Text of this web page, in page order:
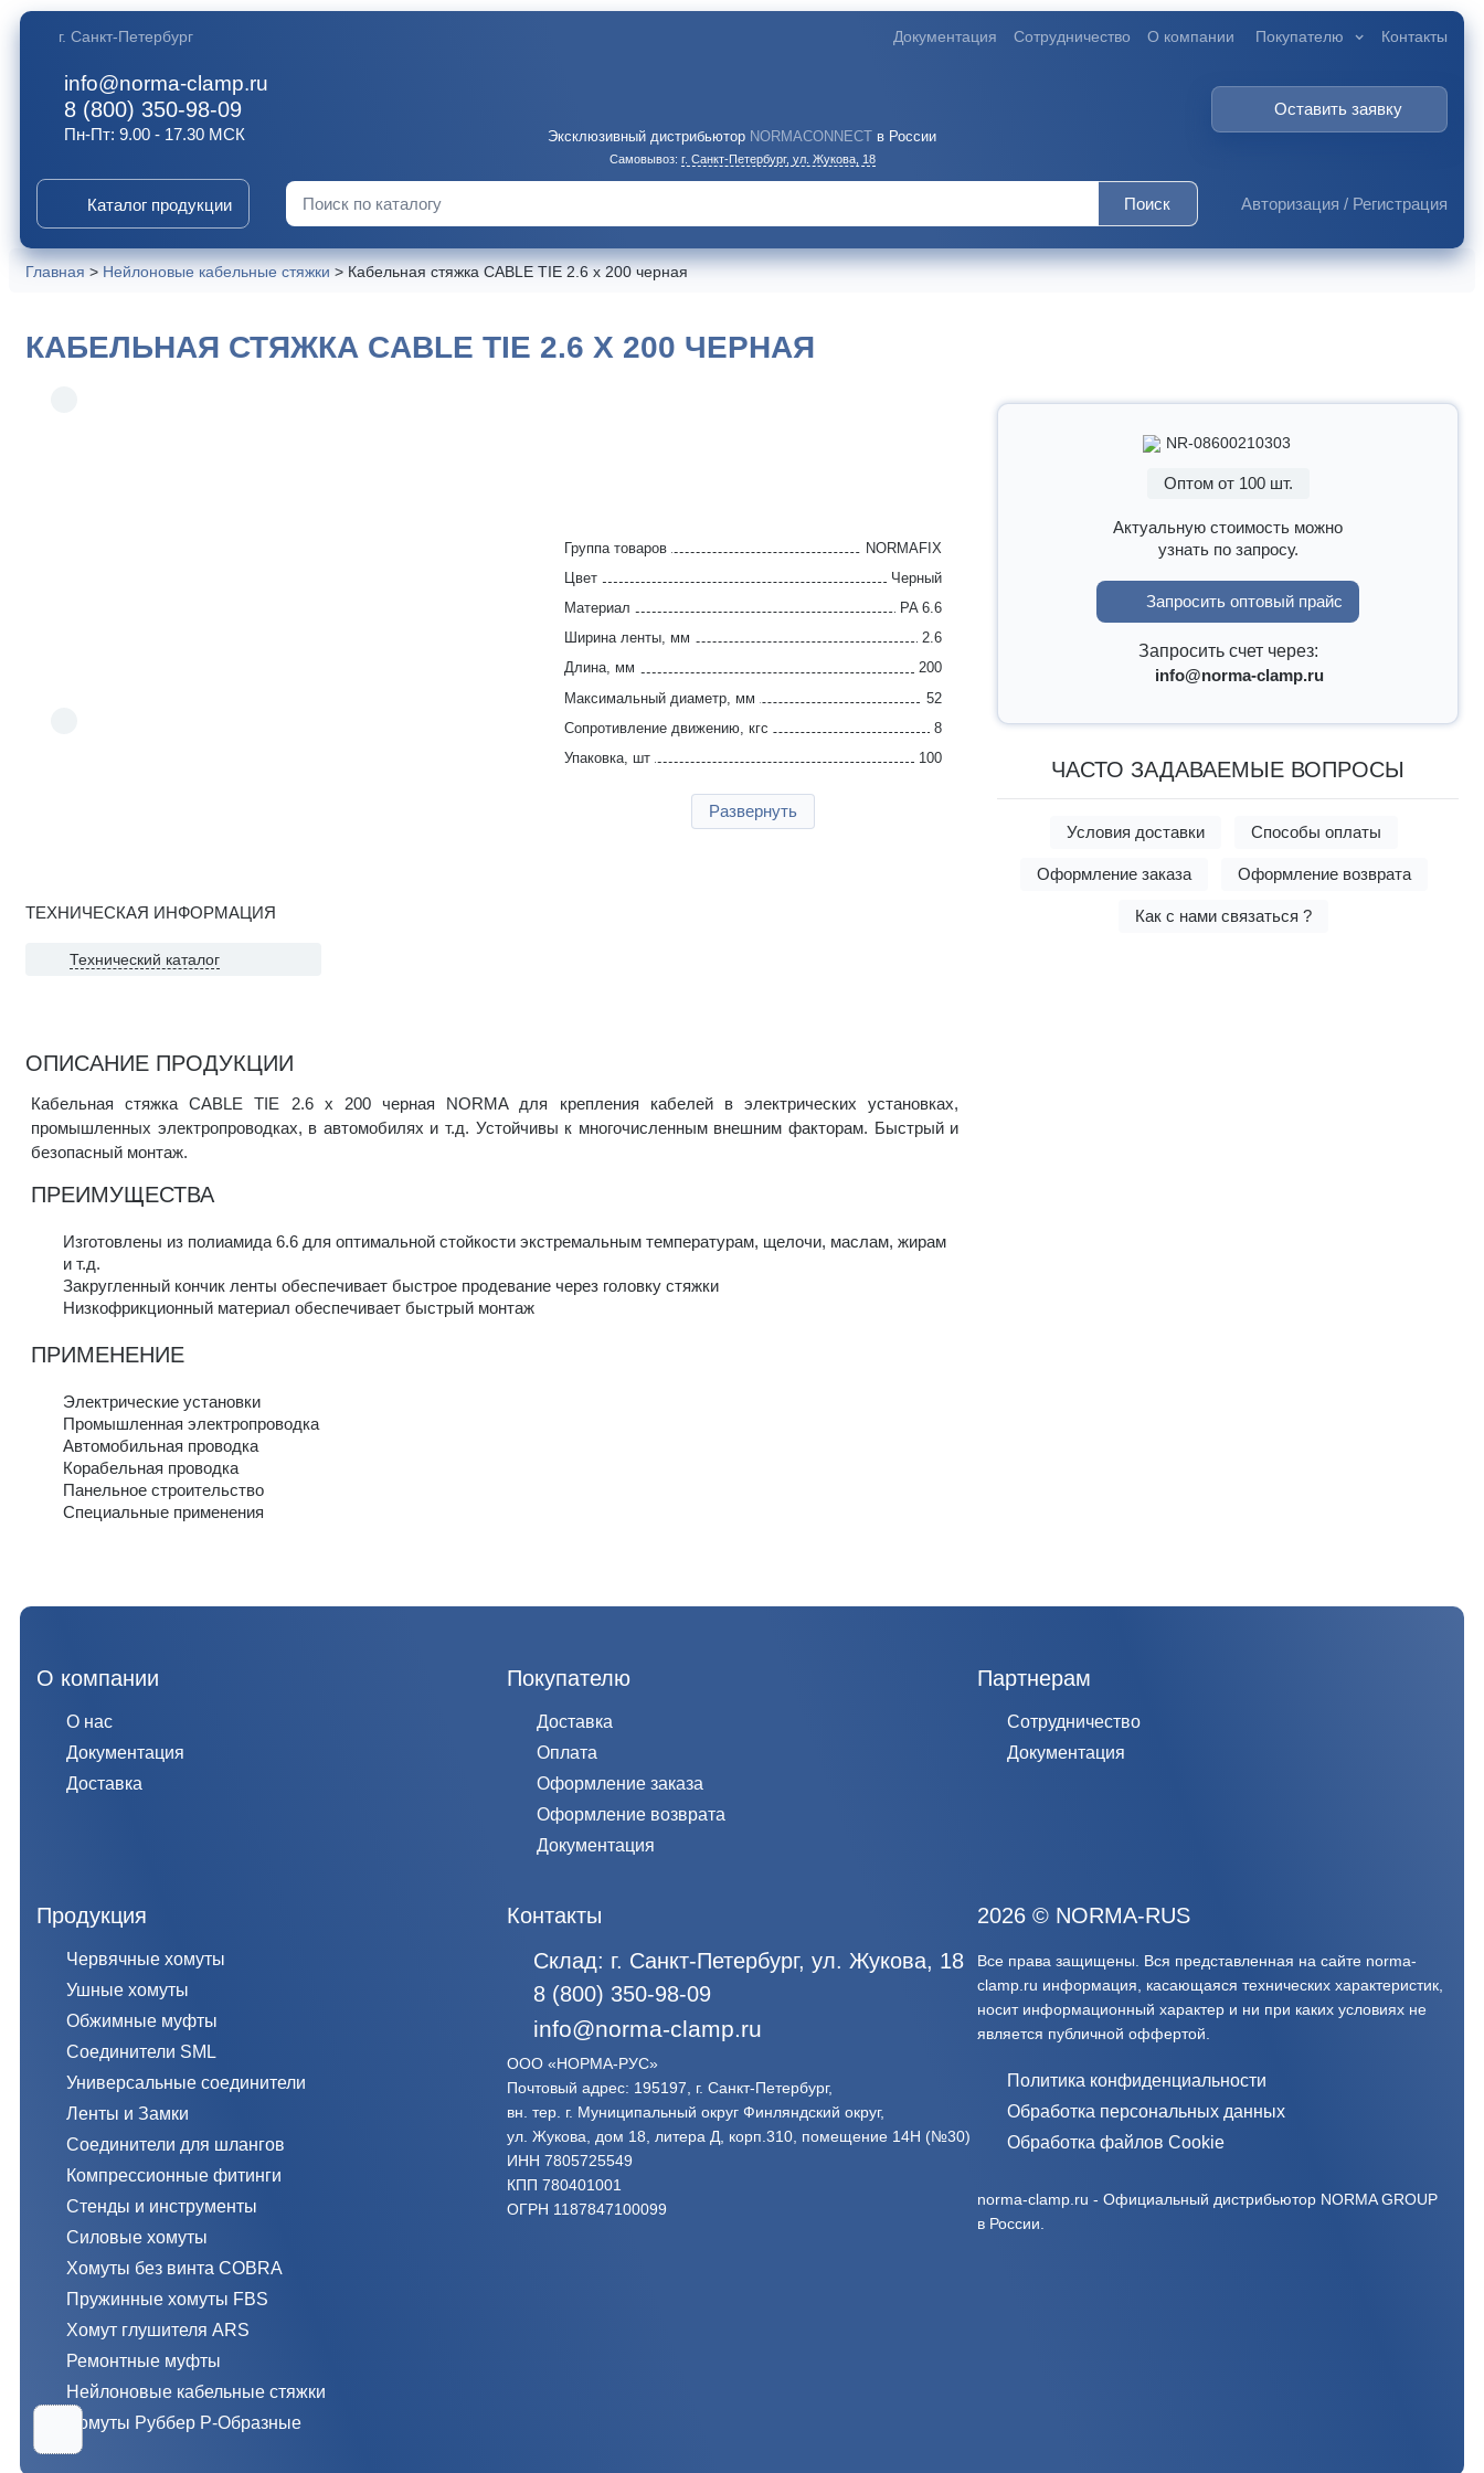
г. Санкт-Петербург Документация Сотрудничество О компании Покупателю Контакты
info@norma-clamp.ru
8 (800) 350-98-09
Пн-Пт: 9.00 - 17.30 МСК Эксклюзивный дистрибьютор NORMACONNECT в России
Самовывоз: г. Санкт-Петербург, ул. Жукова, 18
Оставить заявку
Каталог продукции Искать:
Поиск Авторизация / Регистрация
Главная > Нейлоновые кабельные стяжки > Кабельная стяжка CABLE TIE 2.6 x 200 черная
КАБЕЛЬНАЯ СТЯЖКА CABLE TIE 2.6 X 200 ЧЕРНАЯ
Группа товаров
NORMAFIX
Цвет
Черный
Материал
PA 6.6
Ширина ленты, мм
2.6
Длина, мм
200
Максимальный диаметр, мм
52
Сопротивление движению, кгс
8
Упаковка, шт
100
Развернуть
NR-08600210303
Оптом от 100 шт.
Актуальную стоимость можно
узнать по запросу.
Запросить оптовый прайс
Запросить счет через:
info@norma-clamp.ru
ЧАСТО ЗАДАВАЕМЫЕ ВОПРОСЫ
Условия доставки Способы оплаты
Оформление заказа Оформление возврата
Как с нами связаться ?
ТЕХНИЧЕСКАЯ ИНФОРМАЦИЯ
Технический каталог
ОПИСАНИЕ ПРОДУКЦИИ
Кабельная стяжка CABLE TIE 2.6 x 200 черная NORMA для крепления кабелей в электрических установках,
промышленных электропроводках, в автомобилях и т.д. Устойчивы к многочисленным внешним факторам. Быстрый и
безопасный монтаж.
ПРЕИМУЩЕСТВА
Изготовлены из полиамида 6.6 для оптимальной стойкости экстремальным температурам, щелочи, маслам, жирам
и т.д.
Закругленный кончик ленты обеспечивает быстрое продевание через головку стяжки
Низкофрикционный материал обеспечивает быстрый монтаж
ПРИМЕНЕНИЕ
Электрические установки
Промышленная электропроводка
Автомобильная проводка
Корабельная проводка
Панельное строительство
Специальные применения
О компании
О нас
Документация
Доставка
Покупателю
Доставка
Оплата
Оформление заказа
Оформление возврата
Документация
Партнерам
Сотрудничество
Документация
Продукция
Червячные хомуты
Ушные хомуты
Обжимные муфты
Соединители SML
Универсальные соединители
Ленты и Замки
Соединители для шлангов
Компрессионные фитинги
Стенды и инструменты
Силовые хомуты
Хомуты без винта COBRA
Пружинные хомуты FBS
Хомут глушителя ARS
Ремонтные муфты
Нейлоновые кабельные стяжки
Хомуты Руббер Р-Образные
Контакты
Склад: г. Санкт-Петербург, ул. Жукова, 18
8 (800) 350-98-09
info@norma-clamp.ru
ООО «НОРМА-РУС»
Почтовый адрес: 195197, г. Санкт-Петербург,
вн. тер. г. Муниципальный округ Финляндский округ,
ул. Жукова, дом 18, литера Д, корп.310, помещение 14Н (№30)
ИНН 7805725549
КПП 780401001
ОГРН 1187847100099
2026 © NORMA-RUS
Все права защищены. Вся представленная на сайте norma-
clamp.ru информация, касающаяся технических характеристик,
носит информационный характер и ни при каких условиях не
является публичной оффертой.‍
Политика конфиденциальности
Обработка персональных данных
Обработка файлов Cookie
norma-clamp.ru - Официальный дистрибьютор NORMA GROUP
в России.